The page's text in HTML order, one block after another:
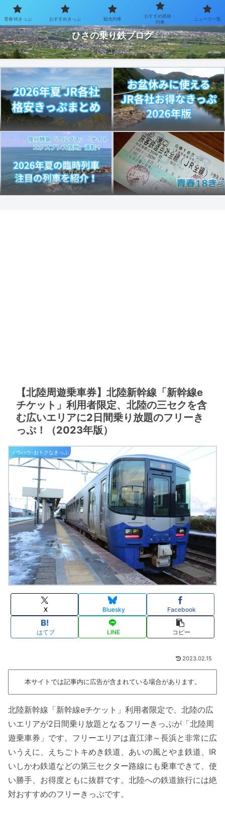
お得なきっぷで乗り鉄を楽しむブログ
ひさの乗り鉄ブログ
【北陸周遊乗車券】北陸新幹線「新幹線e
チケット」利用者限定、北陸の三セクを含
む広いエリアに2日間乗り放題のフリーき
っぷ！（2023年版）
ノウハウ-おトクなきっぷ
X Bluesky Facebook
はてブ LINE コピー
2023.02.15
本サイトでは記事内に広告が含まれている場合があります。
北陸新幹線「新幹線eチケット」利用者限定で、北陸の広
いエリアが2日間乗り放題となるフリーきっぷが「北陸周
遊乗車券」です。フリーエリアは直江津～長浜と非常に広
いうえに、えちごトキめき鉄道、あいの風とやま鉄道、IR
いしかわ鉄道などの第三セクター路線にも乗車できて、使
い勝手、お得度ともに抜群です。北陸への鉄道旅行には絶
対おすすめのフリーきっぷです。
青春18きっぷ おすすめきっぷ 観光列車
おすすめ路線・
列車
ニュース一覧